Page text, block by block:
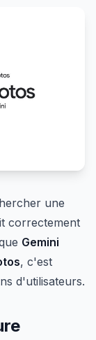
une
correctement
Gemini
, c'est
d'utilisateurs.